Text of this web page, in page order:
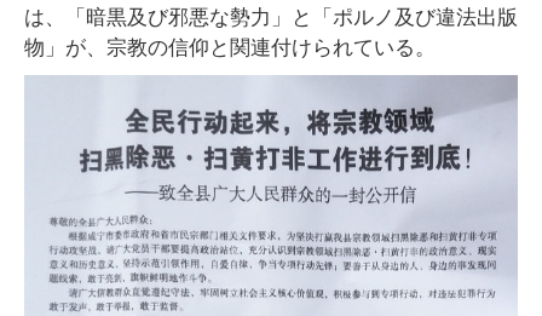
は、「暗黒及び邪悪な勢力」と「ポルノ及び違法出版
物」が、宗教の信仰と関連付けられている。